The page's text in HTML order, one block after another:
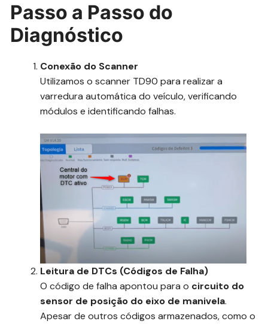
Passo a Passo do
Diagnóstico
Conexão do Scanner
Utilizamos o scanner TD90 para realizar a
varredura automática do veículo, verificando
módulos e identificando falhas.
Leitura de DTCs (Códigos de Falha)
O código de falha apontou para o circuito do
sensor de posição do eixo de manivela.
Apesar de outros códigos armazenados, como o